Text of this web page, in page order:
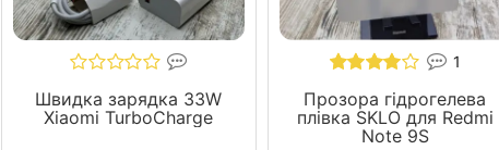
Швидка зарядка 33W
Xiaomi TurboCharge
1
Прозора гідрогелева
плівка SKLO для Redmi
Note 9S